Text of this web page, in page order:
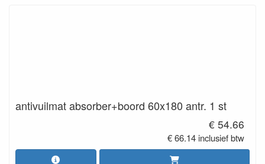
antivuilmat absorber+boord 60x180 antr. 1 st
€ 54.66
€ 66.14 inclusief btw